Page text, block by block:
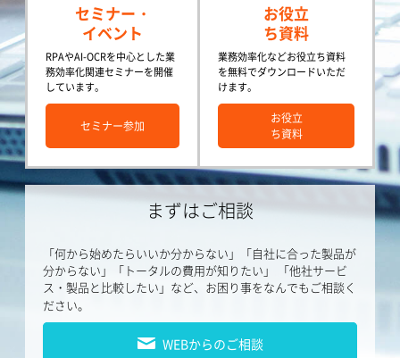
セミナー・
イベント
RPAやAI-OCRを中心とした業
務効率化関連セミナーを開催
しています。
セミナー参加
お役立
ち資料
業務効率化などお役立ち資料
を無料でダウンロードいただ
けます。
お役立
ち資料
まずはご相談
「何から始めたらいいか分からない」「自社に合った製品が
分からない」「トータルの費用が知りたい」
「他社サービ
ス・製品と比較したい」など、お困り事をなんでもご相談く
ださい。
WEBからのご相談